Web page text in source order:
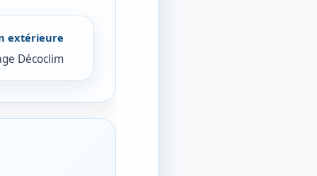
extérieure
Décoclim